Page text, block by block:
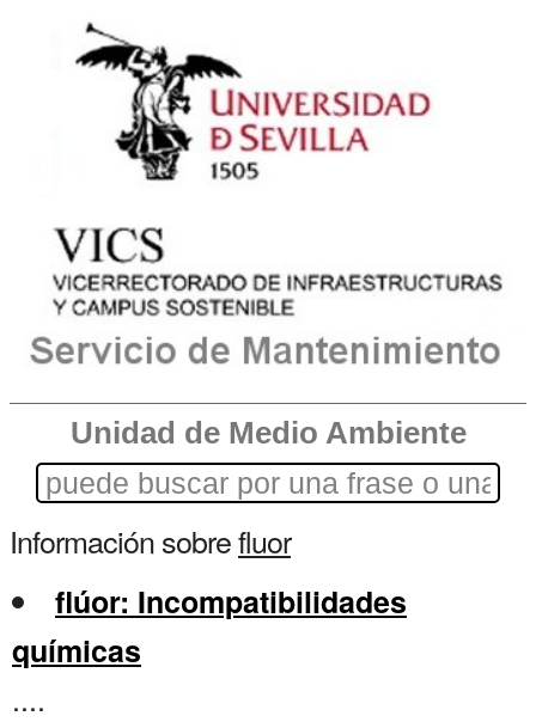
Unidad de Medio Ambiente
Información sobrefluor
flúor: Incompatibilidades
químicas
....